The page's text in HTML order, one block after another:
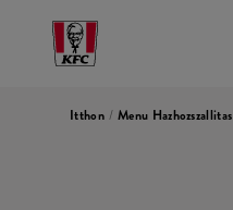
Itthon / Menu Hazhozszallitas